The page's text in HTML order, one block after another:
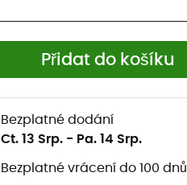
Přidat do košíku
Bezplatné dodání
Ct. 13 Srp. - Pa. 14 Srp.
Bezplatné vrácení do 100 dnů